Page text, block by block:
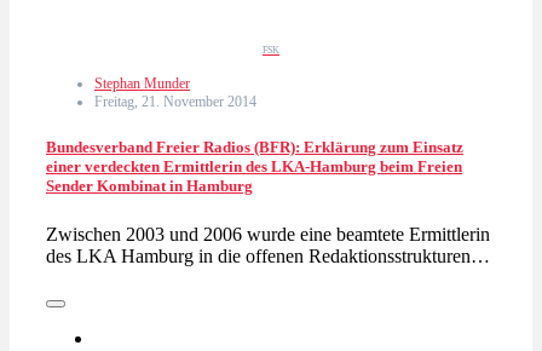
FSK
Stephan Munder
Freitag, 21. November 2014
Bundesverband Freier Radios (BFR): Erklärung zum Einsatz
einer verdeckten Ermittlerin des LKA-Hamburg beim Freien
Sender Kombinat in Hamburg
Zwischen 2003 und 2006 wurde eine beamtete Ermittlerin
des LKA Hamburg in die offenen Redaktionsstrukturen…